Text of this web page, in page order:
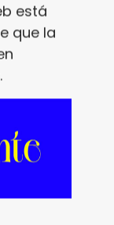
está
que la
.